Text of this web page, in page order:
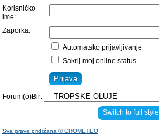
Korisničko
ime:
Zaporka:
Automatsko prijavljivanje
Sakrij moj online status
Forum(o)Bir:
Switch to full style
Sva prava pridržana © CROMETEO